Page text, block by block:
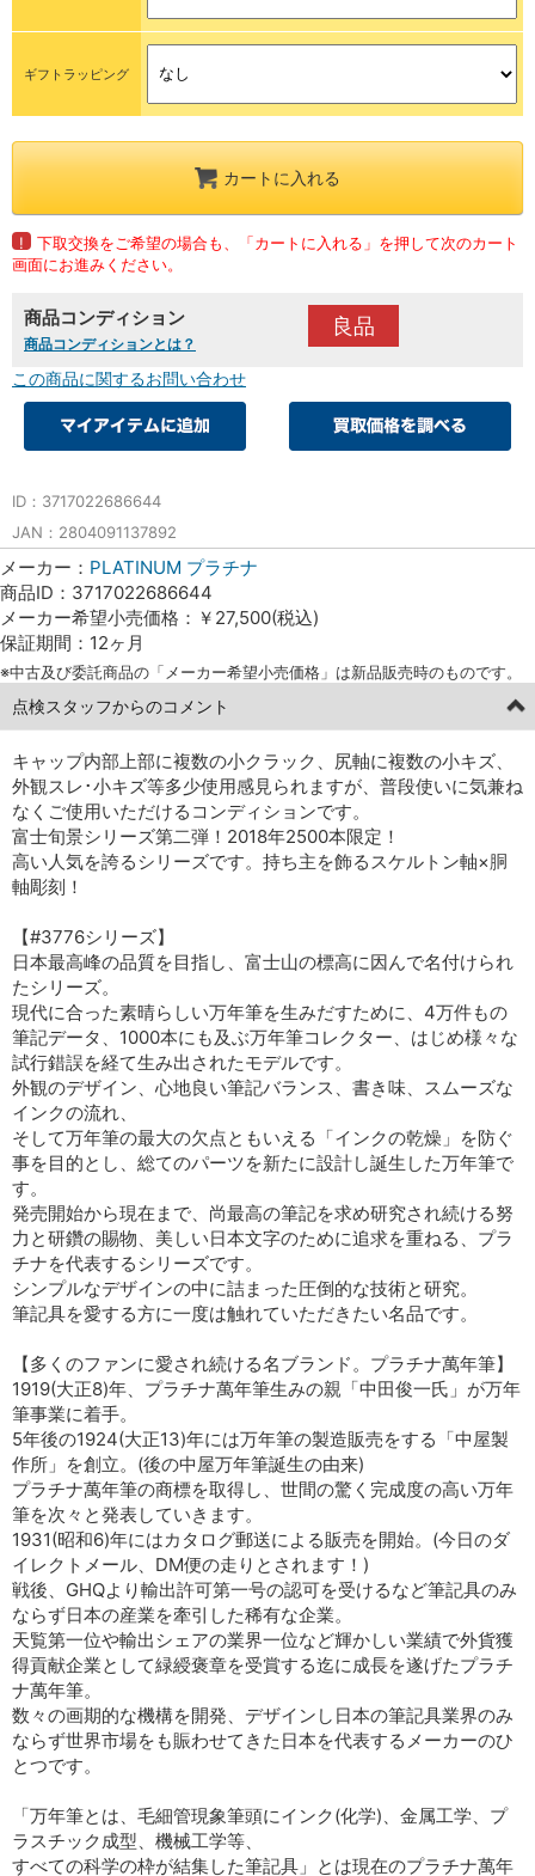
ギフトラッピング
カートに入れる
!
下取交換をご希望の場合も、「カートに入れる」を押して次のカート
画面にお進みください。
商品コンディション
商品コンディションとは？
良品
この商品に関するお問い合わせ
ID：3717022686644
JAN：2804091137892
メーカー： PLATINUM プラチナ
商品ID：3717022686644
メーカー希望小売価格：￥27,500(税込)
保証期間：12ヶ月
※中古及び委託商品の「メーカー希望小売価格」は新品販売時のものです。
点検スタッフからのコメント
キャップ内部上部に複数の小クラック、尻軸に複数の小キズ、
外観スレ･小キズ等多少使用感見られますが、普段使いに気兼ね
なくご使用いただけるコンディションです。
富士旬景シリーズ第二弾！2018年2500本限定！
高い人気を誇るシリーズです。持ち主を飾るスケルトン軸×胴
軸彫刻！
【#3776シリーズ】
日本最高峰の品質を目指し、富士山の標高に因んで名付けられ
たシリーズ。
現代に合った素晴らしい万年筆を生みだすために、4万件もの
筆記データ、1000本にも及ぶ万年筆コレクター、はじめ様々な
試行錯誤を経て生み出されたモデルです。
外観のデザイン、心地良い筆記バランス、書き味、スムーズな
インクの流れ、
そして万年筆の最大の欠点ともいえる「インクの乾燥」を防ぐ
事を目的とし、総てのパーツを新たに設計し誕生した万年筆で
す。
発売開始から現在まで、尚最高の筆記を求め研究され続ける努
力と研鑽の賜物、美しい日本文字のために追求を重ねる、プラ
チナを代表するシリーズです。
シンプルなデザインの中に詰まった圧倒的な技術と研究。
筆記具を愛する方に一度は触れていただきたい名品です。
【多くのファンに愛され続ける名ブランド。プラチナ萬年筆】
1919(大正8)年、プラチナ萬年筆生みの親「中田俊一氏」が万年
筆事業に着手。
5年後の1924(大正13)年には万年筆の製造販売をする「中屋製
作所」を創立。(後の中屋万年筆誕生の由来)
プラチナ萬年筆の商標を取得し、世間の驚く完成度の高い万年
筆を次々と発表していきます。
1931(昭和6)年にはカタログ郵送による販売を開始。(今日のダ
イレクトメール、DM便の走りとされます！)
戦後、GHQより輸出許可第一号の認可を受けるなど筆記具のみ
ならず日本の産業を牽引した稀有な企業。
天覧第一位や輸出シェアの業界一位など輝かしい業績で外貨獲
得貢献企業として緑綬褒章を受賞する迄に成長を遂げたプラチ
ナ萬年筆。
数々の画期的な機構を開発、デザインし日本の筆記具業界のみ
ならず世界市場をも賑わせてきた日本を代表するメーカーのひ
とつです。
「万年筆とは、毛細管現象筆頭にインク(化学)、金属工学、プ
ラスチック成型、機械工学等、
すべての科学の枠が結集した筆記具」とは現在のプラチナ萬年